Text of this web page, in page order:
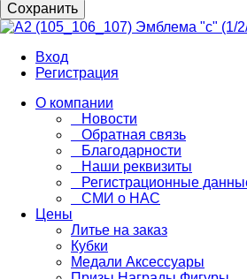
Сохранить
Вход
Регистрация
О компании
Новости
Обратная связь
Благодарности
Наши реквизиты
Регистрационные
СМИ о НАС
Цены
Литье на заказ
Кубки
Медали Аксессуары